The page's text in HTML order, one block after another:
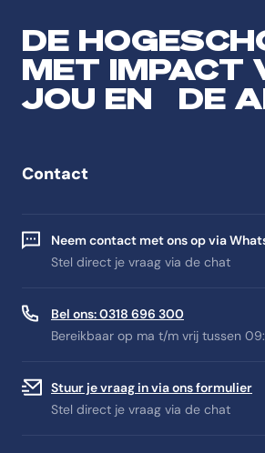
DE
MET IMPACT
JOU EN DE
Contact
Neem contact met ons op via
Stel direct je vraag via de chat
Bel ons: 0318 696 300
Bereikbaar op ma t/m vrij tussen
Stuur je vraag in via ons formulier
Stel direct je vraag via de chat